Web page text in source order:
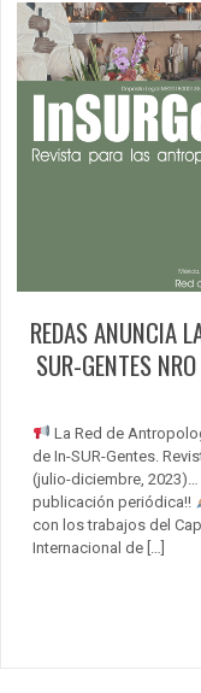
REDAS ANUNCIA
SUR-GENTES
La Red de
de In-SUR-Gentes.
(julio-diciembre, 2023)…
publicación periódica!!
con los trabajos del
Internacional de […]